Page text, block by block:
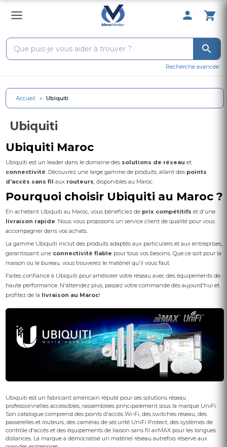
0 Produit
Recherche avancée
Accueil » Ubiquiti
Ubiquiti
Ubiquiti Maroc
Ubiquiti est un leader dans le domaine des solutions de réseau et
connectivité. Découvrez une large gamme de produits, allant des points
d'accès sans fil aux routeurs, disponibles au Maroc.
Pourquoi choisir Ubiquiti au Maroc ?
En achetant Ubiquiti au Maroc, vous bénéficiez de prix compétitifs et d'une
livraison rapide. Nous vous proposons un service client de qualité pour vous
accompagner dans vos achats.
La gamme Ubiquiti inclut des produits adaptés aux particuliers et aux entreprises,
garantissant une connectivité fiable pour tous vos besoins. Que ce soit pour la
maison ou le bureau, vous trouverez le matériel qu'il vous faut.
Faites confiance à Ubiquiti pour améliorer votre réseau avec des équipements de
haute performance. N'attendez plus, passez votre commande dès aujourd'hui et
profitez de la livraison au Maroc!
Ubiquiti est un fabricant américain réputé pour ses solutions réseau
professionnelles accessibles, rassemblées principalement sous la marque UniFi.
Son catalogue comprend des points d'accès Wi-Fi, des switches réseau, des
passerelles et routeurs, des caméras de sécurité UniFi Protect, des systèmes de
contrôle d'accès et des équipements de liaison sans fil airMAX pour les longues
distances. La marque a démocratisé un matériel réseau autrefois réservé aux